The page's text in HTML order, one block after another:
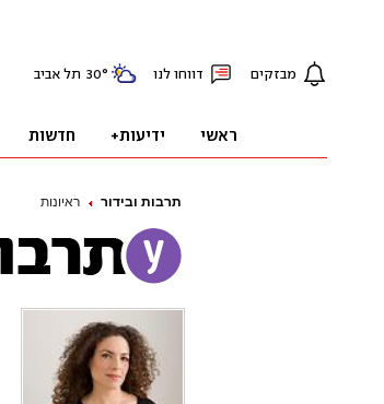
תרבות ובידור ראיונות